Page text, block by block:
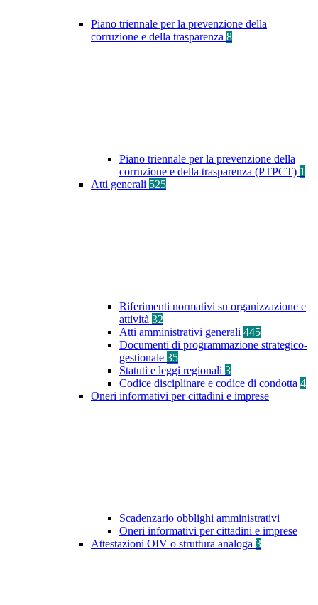
Piano triennale per la prevenzione della
corruzione e della trasparenza 8
Piano triennale per la prevenzione della
corruzione e della trasparenza (PTPCT) 1
Atti generali 525
Riferimenti normativi su organizzazione e
attività 32
Atti amministrativi generali 445
Documenti di programmazione strategico-
gestionale 35
Statuti e leggi regionali 3
Codice disciplinare e codice di condotta 4
Oneri informativi per cittadini e imprese
Scadenzario obblighi amministrativi
Oneri informativi per cittadini e imprese
Attestazioni OIV o struttura analoga 3